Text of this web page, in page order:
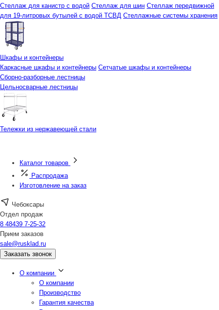
Стеллаж для канистр с водой Стеллаж для шин Стеллаж передвижной
для 19-литровых бутылей с водой ТСВД Стеллажные системы хранения
Шкафы и контейнеры
Каркасные шкафы и контейнеры Сетчатые шкафы и контейнеры
Сборно-разборные лестницы
Цельносварные лестницы
Тележки из нержавеющей стали
Каталог товаров
Распродажа
Изготовление на заказ
Чебоксары
Отдел продаж
8 48439 7-25-32
Прием заказов
sale@rusklad.ru
Заказать звонок
О компании
О компании
Производство
Гарантия качества